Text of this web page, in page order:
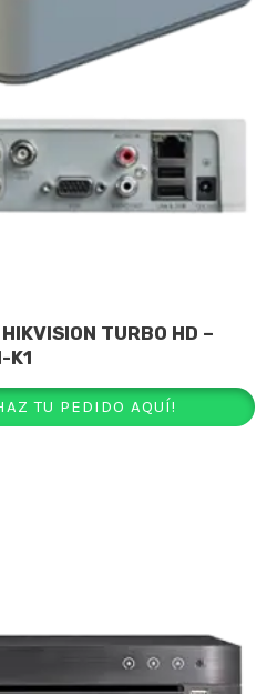
TURBO HD –
K1
TU PEDIDO AQUÍ!